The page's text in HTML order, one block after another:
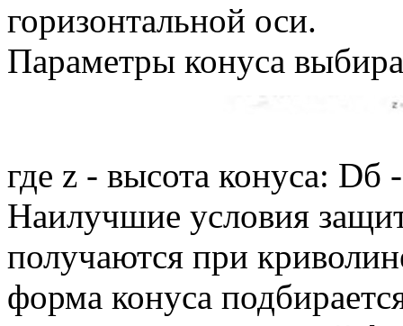
горизонтальной оси.
Параметры конуса
где z - высота конуса: Dб
Наилучшие условия
получаются при
форма конуса